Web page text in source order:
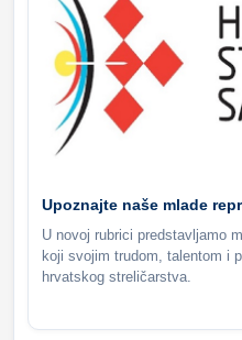
Upoznajte naše mlade
U novoj rubrici predstavljamo
koji svojim trudom, talentom i
hrvatskog streličarstva.